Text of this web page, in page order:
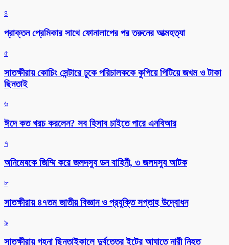
৪
প্রাক্তন প্রেমিকার সাথে ফোনালাপের পর তরুনের আত্মহত্যা
৫
সাতক্ষীরায় কোচিং সেন্টারে ঢুকে পরিচালককে কুপিয়ে পিটিয়ে জখম ও টাকা
ছিনতাই
৬
ঈদে কত খরচ করলেন? সব হিসাব চাইতে পারে এনবিআর
৭
অনিমেষকে জিম্মি করে জলদস্যু ডন বাহিনী, ৩ জলদস্যু আটক
৮
সাতক্ষীরায় ৪৭তম জাতীয় বিজ্ঞান ও প্রযুক্তি সপ্তাহ উদ্বোধন
৯
সাতক্ষীরায় গহনা ছিনতাইকালে দুর্বৃত্তের ইটের আঘাতে নারী নিহত